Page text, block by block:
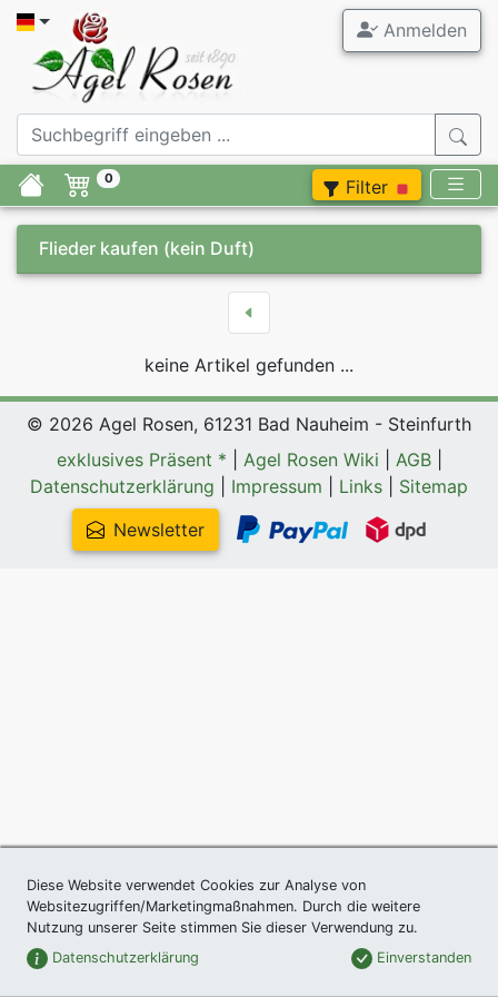
Anmelden
0 Filter
Flieder kaufen (kein Duft)
keine Artikel gefunden ...
© 2026 Agel Rosen, 61231 Bad Nauheim - Steinfurth
exklusives Präsent *
Agel Rosen Wiki AGB|
Datenschutzerklärung
Impressum Links
Sitemap
Newsletter
Diese Website verwendet Cookies zur Analyse von
Websitezugriffen/Marketingmaßnahmen. Durch die weitere
Nutzung unserer Seite stimmen Sie dieser Verwendung zu.
Datenschutzerklärung
Einverstanden